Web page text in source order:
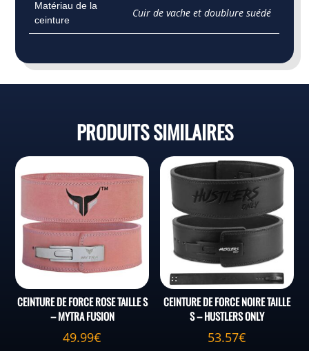
Matériau de la
ceinture
Cuir de vache et doublure suédé
PRODUITS SIMILAIRES
CEINTURE DE FORCE ROSE TAILLE S
– MYTRA FUSION
49.99€
CEINTURE DE FORCE NOIRE TAILLE
S – HUSTLERS ONLY
53.57€